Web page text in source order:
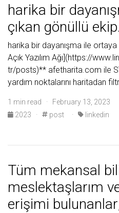
harika bir
çıkan gönüllü ekip.
harika bir dayanışma ile ortaya
Açık Yazılım Ağı](https://
tr/posts)** afetharita.com ile
yardım noktalarını haritadan
1 min read · February 13, 2023
2023
· post · linkedin
Tüm mekansal
meslektaşlarım
erişimi